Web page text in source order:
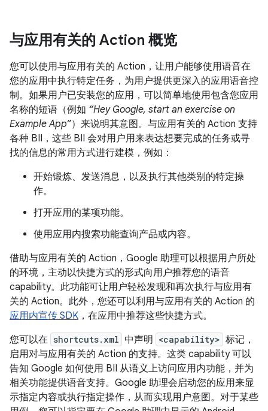
与应用有关的 Action 概览
您可以使用与应用有关的 Action，让用户能够使用语音在
您的应用中执行特定任务，为用户提供更深入的应用语音控
制。如果用户已安装您的应用，可以简单地使用包含您应用
名称的短语（例如 “Hey Google, start an exercise on
Example App”）来说明其意图。与应用有关的 Action 支持
各种 BII，这些 BII 会对用户用来表达想要完成的任务或寻
找的信息的常用方式进行建模，例如：
开始锻炼、发送消息，以及执行其他类别的特定操
作。
打开应用的某项功能。
使用应用内搜索功能查询产品或内容。
借助与应用有关的 Action，Google 助理可以根据用户所处
的环境，主动以快捷方式的形式向用户推荐您的语音
capability。此功能可让用户轻松发现和再次执行与应用有
关的 Action。此外，您还可以利用与应用有关的 Action 的
应用内宣传 SDK ，在应用中推荐这些快捷方式。
您可以在 shortcuts.xml 中声明 <capability> 标记，
启用对与应用有关的 Action 的支持。这类 capability 可以
告知 Google 如何使用 BII 从语义上访问应用内功能，并为
相关功能提供语音支持。Google 助理会启动您的应用来显
示指定内容或执行指定操作，从而实现用户意图。对于某些